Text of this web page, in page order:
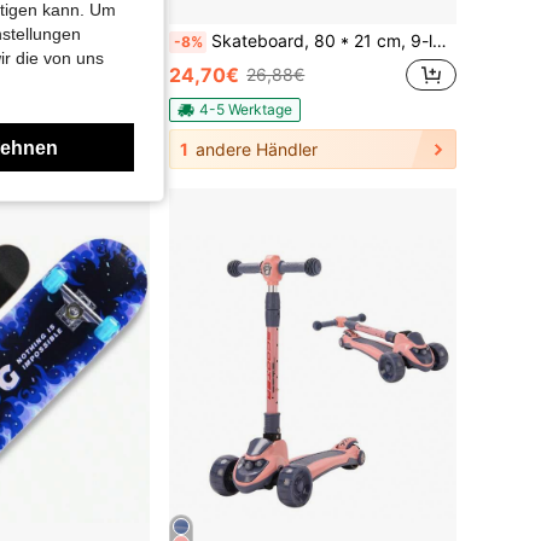
-8% Skateboard, 80 * 21 cm, 9-lagiger Ahorn + leise PU-Räder, belastbar 250 kg, Buchstabenmuster
24,70€ 26,88€
4-5 Werktage
1 andere Händler
kann. Um
die von uns